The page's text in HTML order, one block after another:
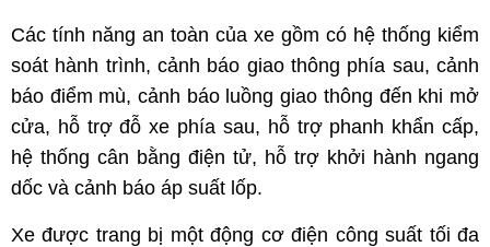
Các tính năng an toàn của xe gồm có hệ thống kiểm
soát hành trình, cảnh báo giao thông phía sau, cảnh
báo điểm mù, cảnh báo luồng giao thông đến khi mở
cửa, hỗ trợ đỗ xe phía sau, hỗ trợ phanh khẩn cấp,
hệ thống cân bằng điện tử, hỗ trợ khởi hành ngang
dốc và cảnh báo áp suất lốp.
Xe được trang bị một động cơ điện công suất tối đa